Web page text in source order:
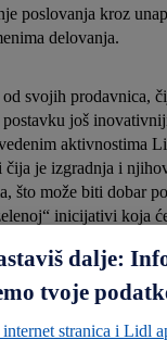
poslovanja kroz
delovanja.
svojih prodavnica,
još
aktivnostima
čija je izgradnja i
što može biti dobar
inicijativi koja
dalje:
tvoje
stranica i Lidl